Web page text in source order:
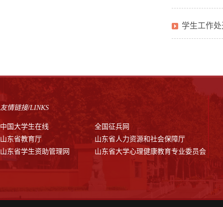
学生工作
友情链接/LINKS
中国大学生在线
全国征兵网
山东省教育厅
山东省人力资源和社会保障厅
山东省学生资助管理网
山东省大学心理健康教育专业委员会